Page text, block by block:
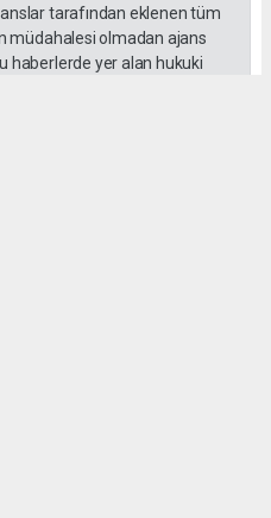
tarafından eklenen tüm
müdahalesi olmadan ajans
haberlerde yer alan hukuki